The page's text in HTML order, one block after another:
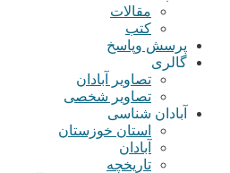
مقالات
کتب
پرسش وپاسخ
گالری
تصاویر آبادان
تصاویر شخصی
آبادان شناسی
استان خوزستان
آبادان
تاریخچه